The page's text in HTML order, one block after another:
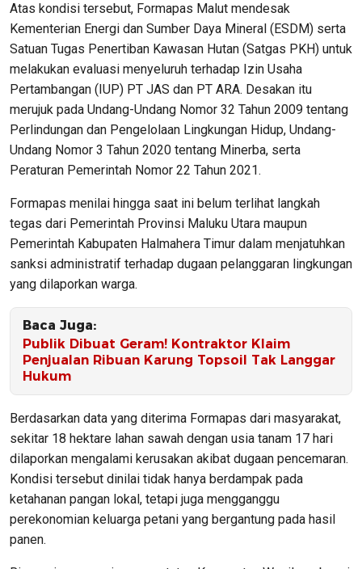
Atas kondisi tersebut, Formapas Malut mendesak
Kementerian Energi dan Sumber Daya Mineral (ESDM) serta
Satuan Tugas Penertiban Kawasan Hutan (Satgas PKH) untuk
melakukan evaluasi menyeluruh terhadap Izin Usaha
Pertambangan (IUP) PT JAS dan PT ARA. Desakan itu
merujuk pada Undang-Undang Nomor 32 Tahun 2009 tentang
Perlindungan dan Pengelolaan Lingkungan Hidup, Undang-
Undang Nomor 3 Tahun 2020 tentang Minerba, serta
Peraturan Pemerintah Nomor 22 Tahun 2021.
Formapas menilai hingga saat ini belum terlihat langkah
tegas dari Pemerintah Provinsi Maluku Utara maupun
Pemerintah Kabupaten Halmahera Timur dalam menjatuhkan
sanksi administratif terhadap dugaan pelanggaran lingkungan
yang dilaporkan warga.
Baca Juga:
Publik Dibuat Geram! Kontraktor Klaim
Penjualan Ribuan Karung Topsoil Tak Langgar
Hukum
Berdasarkan data yang diterima Formapas dari masyarakat,
sekitar 18 hektare lahan sawah dengan usia tanam 17 hari
dilaporkan mengalami kerusakan akibat dugaan pencemaran.
Kondisi tersebut dinilai tidak hanya berdampak pada
ketahanan pangan lokal, tetapi juga mengganggu
perekonomian keluarga petani yang bergantung pada hasil
panen.